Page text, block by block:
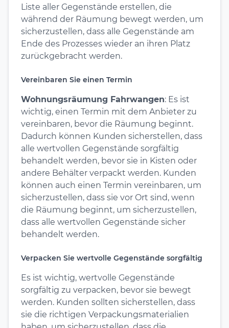
Liste aller Gegenstände erstellen, die
während der Räumung bewegt werden, um
sicherzustellen, dass alle Gegenstände am
Ende des Prozesses wieder an ihren Platz
zurückgebracht werden.
Vereinbaren Sie einen Termin
Wohnungsräumung Fahrwangen: Es ist
wichtig, einen Termin mit dem Anbieter zu
vereinbaren, bevor die Räumung beginnt.
Dadurch können Kunden sicherstellen, dass
alle wertvollen Gegenstände sorgfältig
behandelt werden, bevor sie in Kisten oder
andere Behälter verpackt werden. Kunden
können auch einen Termin vereinbaren, um
sicherzustellen, dass sie vor Ort sind, wenn
die Räumung beginnt, um sicherzustellen,
dass alle wertvollen Gegenstände sicher
behandelt werden.
Verpacken Sie wertvolle Gegenstände sorgfältig
Es ist wichtig, wertvolle Gegenstände
sorgfältig zu verpacken, bevor sie bewegt
werden. Kunden sollten sicherstellen, dass
sie die richtigen Verpackungsmaterialien